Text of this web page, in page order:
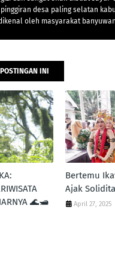
desa paling selatan
oleh masyarakat
INI
🌊🛥️
Bertemu
Ajak
April 27, 2025